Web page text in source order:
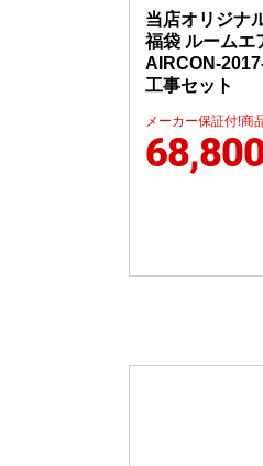
当店オリジナ
福袋 ルームエ
AIRCON-
工事セット
メーカー保証付!商